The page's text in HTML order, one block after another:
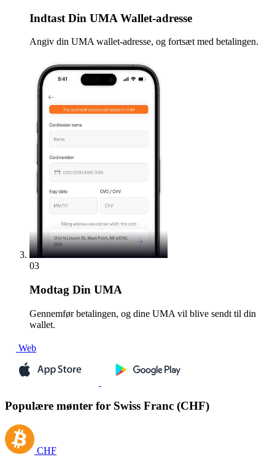
Indtast Din UMA Wallet-adresse
Angiv din UMA wallet-adresse, og fortsæt med betalingen.
03
Modtag Din UMA
Gennemfør betalingen, og dine UMA vil blive sendt til din
wallet.
Web
Populære mønter for Swiss Franc (CHF)
CHF